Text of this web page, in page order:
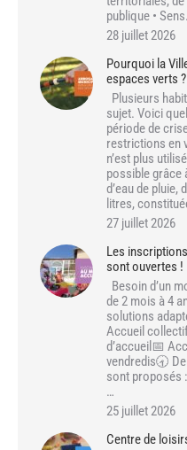
publique •
28 juillet 2026
Pourquoi la
espaces verts ?
Plusieurs
sujet. Voici
période de
restrictions en
n’est plus
possible grâce
d’eau de pluie,
litres,
27 juillet 2026
Les
sont ouvertes !
Besoin d’un
de 2 mois à 4
solutions
Accueil
d’accueil📅
vendredis🕣 De
sont proposés
…
25 juillet 2026
Centre de